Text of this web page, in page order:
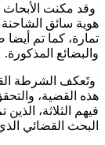
وقد مكنت الأبحاث
هوية سائق
تمارة، كما تم
والبضائع المذكورة.
وتَعكف الشرطة
هذه القضية،
فيهم الثلاثة،
البحث القضائي